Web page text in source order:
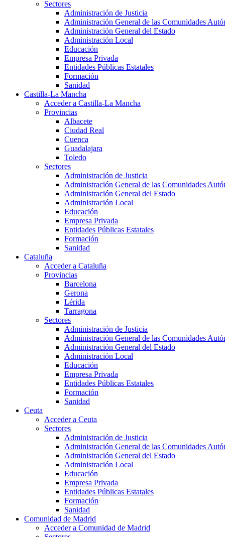
Sectores
Administración de Justicia
Administración General de las Comunidades
Administración General del Estado
Administración Local
Educación
Empresa Privada
Entidades Públicas Estatales
Formación
Sanidad
Castilla-La Mancha
Acceder a Castilla-La Mancha
Provincias
Albacete
Ciudad Real
Cuenca
Guadalajara
Toledo
Sectores
Administración de Justicia
Administración General de las Comunidades
Administración General del Estado
Administración Local
Educación
Empresa Privada
Entidades Públicas Estatales
Formación
Sanidad
Cataluña
Acceder a Cataluña
Provincias
Barcelona
Gerona
Lérida
Tarragona
Sectores
Administración de Justicia
Administración General de las Comunidades
Administración General del Estado
Administración Local
Educación
Empresa Privada
Entidades Públicas Estatales
Formación
Sanidad
Ceuta
Acceder a Ceuta
Sectores
Administración de Justicia
Administración General de las Comunidades
Administración General del Estado
Administración Local
Educación
Empresa Privada
Entidades Públicas Estatales
Formación
Sanidad
Comunidad de Madrid
Acceder a Comunidad de Madrid